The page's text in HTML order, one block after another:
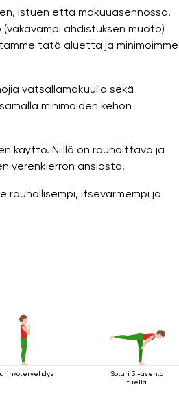
istuen että makuuasennossa.
ahdistuksen muoto)
tätä aluetta ja minimoimme
vatsallamakuulla sekä
minimoiden kehon
käyttö. Niillä on rauhoittava ja
verenkierron ansiosta.
rauhallisempi, itsevarmempi ja
Soturi 3 -asento
tuella